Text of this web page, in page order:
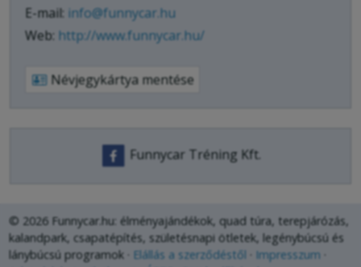
E-mail: info@funnycar.hu
Web: http://www.funnycar.hu/
Névjegykártya mentése
Funnycar Tréning Kft.
© 2026 Funnycar.hu: élményajándékok, quad túra, terepjárózás,
kalandpark, csapatépítés, születésnapi ötletek, legénybúcsú és
lánybúcsú programok
Elállás a szerződéstől
Impresszum